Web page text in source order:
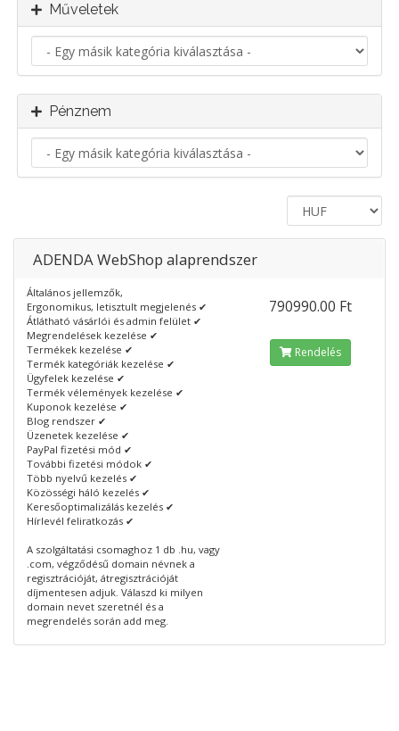
Műveletek
Pénznem
ADENDA WebShop alaprendszer
Általános jellemzők,
Ergonomikus, letisztult megjelenés ✔
Átlátható vásárlói és admin felület ✔
Megrendelések kezelése ✔
Termékek kezelése ✔
Termék kategóriák kezelése ✔
Ügyfelek kezelése ✔
Termék vélemények kezelése ✔
Kuponok kezelése ✔
Blog rendszer ✔
Üzenetek kezelése ✔
PayPal fizetési mód ✔
További fizetési módok ✔
Több nyelvű kezelés ✔
Közösségi háló kezelés ✔
Keresőoptimalizálás kezelés ✔
Hírlevél feliratkozás ✔
A szolgáltatási csomaghoz 1 db .hu, vagy
.com, végződésű domain névnek a
regisztrációját, átregisztrációját
díjmentesen adjuk. Válaszd ki milyen
domain nevet szeretnél és a
megrendelés során add meg.
790990.00 Ft
Rendelés